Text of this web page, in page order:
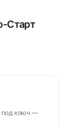
Старт
под ключ —